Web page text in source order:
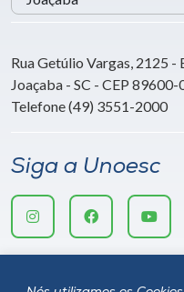
Rua Getúlio Vargas, 2125 -
Joaçaba - SC - CEP 89600-
Telefone (49) 3551-2000
Siga a Unoesc